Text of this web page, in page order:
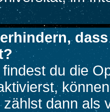
findest du die
dann als